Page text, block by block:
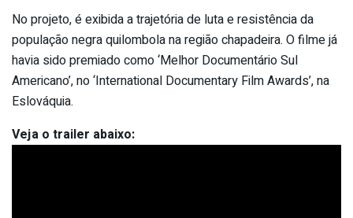
No projeto, é exibida a trajetória de luta e resistência da
população negra quilombola na região chapadeira. O filme já
havia sido premiado como ‘Melhor Documentário Sul
Americano’, no ‘International Documentary Film Awards’, na
Eslováquia.
Veja o trailer abaixo: